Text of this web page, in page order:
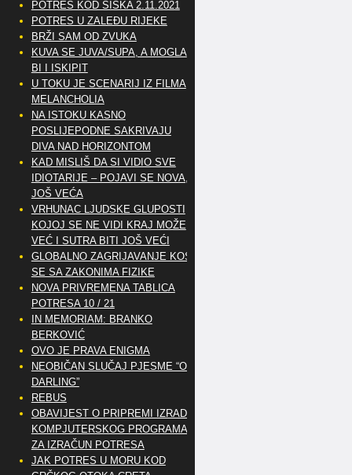
POTRES KOD SISKA 2.11.2021
POTRES U ZALEĐU RIJEKE
BRŽI SAM OD ZVUKA
KUVA SE JUVA/SUPA, A MOGLA
BI I ISKIPIT
U TOKU JE SCENARIJ IZ FILMA
MELANCHOLIA
NA ISTOKU KASNO
POSLIJEPODNE SAKRIVAJU
DIVA NAD HORIZONTOM
KAD MISLIŠ DA SI VIDIO SVE
IDIOTARIJE – POJAVI SE NOVA,..
JOŠ VEĆA
VRHUNAC LJUDSKE GLUPOSTI
KOJOJ SE NE VIDI KRAJ MOŽE
VEĆ I SUTRA BITI JOŠ VEĆI
GLOBALNO ZAGRIJAVANJE KOSI
SE SA ZAKONIMA FIZIKE
NOVA PRIVREMENA TABLICA
POTRESA 10 / 21
IN MEMORIAM: BRANKO
BERKOVIĆ
OVO JE PRAVA ENIGMA
NEOBIČAN SLUČAJ PJESME “OH
DARLING”
REBUS
OBAVIJEST O PRIPREMI IZRADE
KOMPJUTERSKOG PROGRAMA
ZA IZRAČUN POTRESA
JAK POTRES U MORU KOD